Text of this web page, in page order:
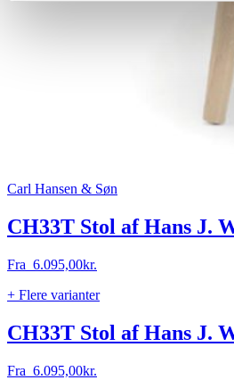
Carl Hansen & Søn
CH33T Stol af Hans J.
Fra 6.095,00kr.
+ Flere varianter
CH33T Stol af Hans J.
Fra 6.095,00kr.